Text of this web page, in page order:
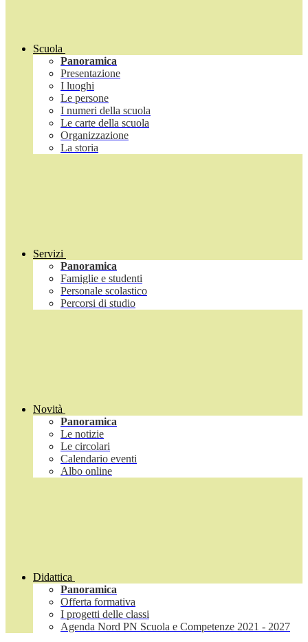
Scuola
Panoramica
Presentazione
I luoghi
Le persone
I numeri della scuola
Le carte della scuola
Organizzazione
La storia
Servizi
Panoramica
Famiglie e studenti
Personale scolastico
Percorsi di studio
Novità
Panoramica
Le notizie
Le circolari
Calendario eventi
Albo online
Didattica
Panoramica
Offerta formativa
I progetti delle classi
Agenda Nord PN Scuola e Competenze 2021 - 2027